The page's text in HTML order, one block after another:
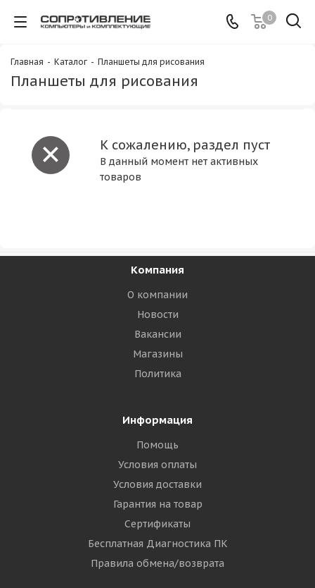
0
Главная - Каталог - Планшеты для рисования
Планшеты для рисования
К сожалению, раздел пуст
В данный момент нет активных
товаров
Компания
О компании
Новости
Вакансии
Магазины
Политика
Информация
Помощь
Условия оплаты
Условия доставки
Гарантия на товар
Сертификаты
Бесплатная Диагностика ПК
Правила обмена/возврата